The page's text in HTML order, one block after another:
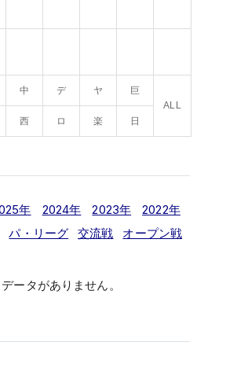
中 デ ヤ
巨
ALL
西 ロ 楽 日
年 2024年 2023年
2022年
パ・リーグ 交流戦 オープン戦
データがありません。